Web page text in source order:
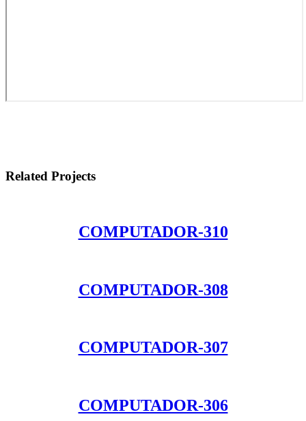
Related Projects
COMPUTADOR-310
COMPUTADOR-308
COMPUTADOR-307
COMPUTADOR-306